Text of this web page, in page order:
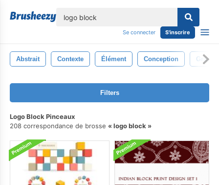
Se connecter S'inscrire
Abstrait Contexte Élément Conception
Filters
Logo Block Pinceaux
208 correspondance de brosse
logo block